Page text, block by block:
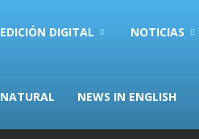
EDICIÓN DIGITAL NOTICIAS
NATURAL NEWS IN ENGLISH